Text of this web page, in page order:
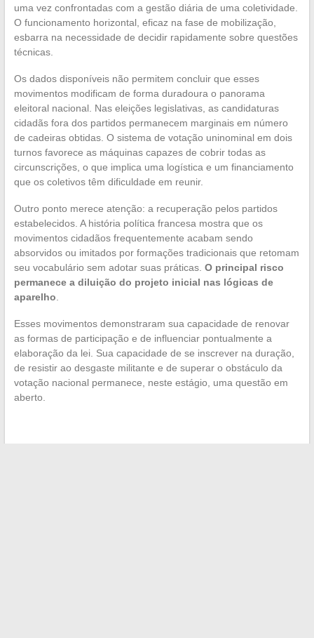
uma vez confrontadas com a gestão diária de uma coletividade.
O funcionamento horizontal, eficaz na fase de mobilização,
esbarra na necessidade de decidir rapidamente sobre questões
técnicas.
Os dados disponíveis não permitem concluir que esses
movimentos modificam de forma duradoura o panorama
eleitoral nacional. Nas eleições legislativas, as candidaturas
cidadãs fora dos partidos permanecem marginais em número
de cadeiras obtidas. O sistema de votação uninominal em dois
turnos favorece as máquinas capazes de cobrir todas as
circunscrições, o que implica uma logística e um financiamento
que os coletivos têm dificuldade em reunir.
Outro ponto merece atenção: a recuperação pelos partidos
estabelecidos. A história política francesa mostra que os
movimentos cidadãos frequentemente acabam sendo
absorvidos ou imitados por formações tradicionais que retomam
seu vocabulário sem adotar suas práticas. O principal risco
permanece a diluição do projeto inicial nas lógicas de
aparelho.
Esses movimentos demonstraram sua capacidade de renovar
as formas de participação e de influenciar pontualmente a
elaboração da lei. Sua capacidade de se inscrever na duração,
de resistir ao desgaste militante e de superar o obstáculo da
votação nacional permanece, neste estágio, uma questão em
aberto.